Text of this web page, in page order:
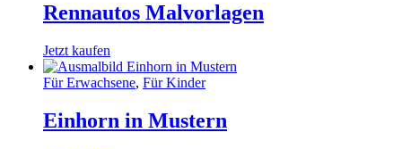
Rennautos Malvorlagen
Jetzt kaufen
Für Erwachsene, Für Kinder
Einhorn in Mustern